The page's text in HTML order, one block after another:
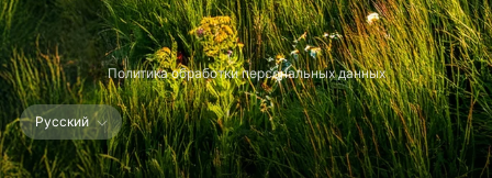
Политика обработки персональных данных
Русский